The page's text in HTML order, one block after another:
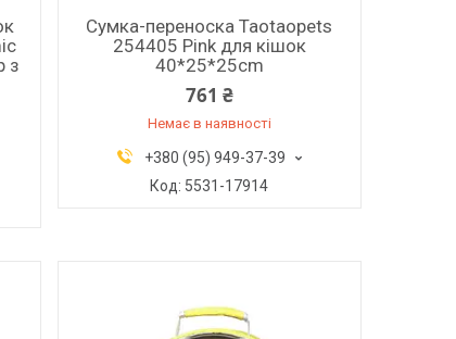
з
Сумка-переноска Taotaopets
254405 Pink для кішок
40*25*25cm
761 ₴
Немає в наявності
+380 (95) 949-37-39
5531-17914